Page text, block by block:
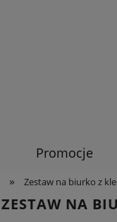
Promocje
» Zestaw na biurko z
ZESTAW NA